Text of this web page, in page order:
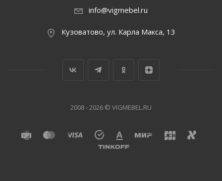
info@vigmebel.ru
Кузоватово, ул. Карла Макса, 13
2008 - 2026 © VIGMEBEL.RU